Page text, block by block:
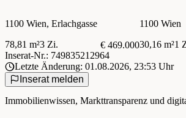
1100 Wien, Erlachgasse
78,81 m²3 Zi. € 469.000
1100 Wien
30,16 m²1
Inserat-Nr.: 749835212964
Letzte Änderung: 01.08.2026, 23:53 Uhr
Inserat melden
Immobilienwissen, Markttransparenz und